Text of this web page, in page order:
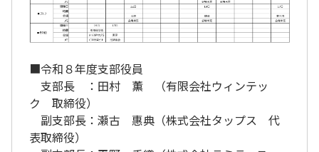
■令和８年度支部役員
支部長 ：田村 薫
（有限会社ウィンテッ
ク 取締役）
副支部長：瀬古 惠典（株式会社タップス 代
表取締役）